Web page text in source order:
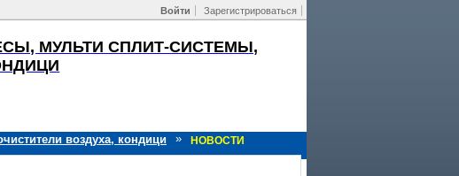
Войти Зарегистрироваться
МУЛЬТИ СПЛИТ-СИСТЕМЫ,
воздуха, кондици »
НОВОСТИ